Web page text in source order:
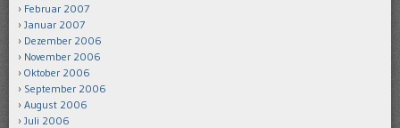
Februar 2007
Januar 2007
Dezember 2006
November 2006
Oktober 2006
September 2006
August 2006
Juli 2006